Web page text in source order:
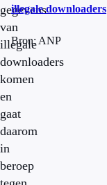
gegevens
van
illegale
downloaders
komen
en
gaat
daarom
in
beroep
illegale downloaders
Bron: ANP